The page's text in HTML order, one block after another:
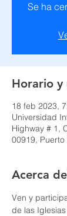
Se ha
Horario y
18 feb 2023,
Universidad
Highway # 1,
00919, Puerto
Acerca
Ven y
de las